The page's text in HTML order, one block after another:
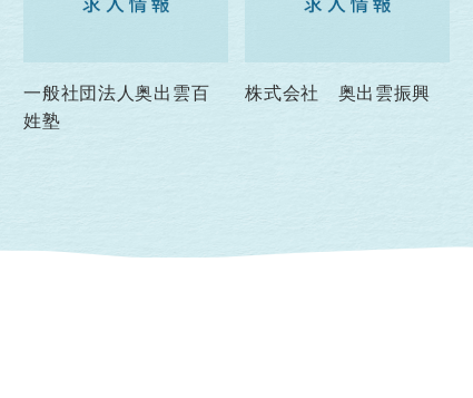
一般社団法人奥出雲百
姓塾
株式会社 奥出雲振興